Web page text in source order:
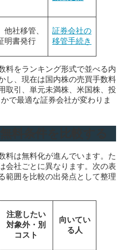
他社移管、
明書発行
証券会社の
移管手続き
料をランキング形式で並べる内
し、現在は国内株の売買手数料
取引、単元未満株、米国株、投
で最適な証券会社が変わりま
料は無料化が進んでいます。た
会社ごとに異なります。次の表
範囲を比較の出発点として整理
注意したい
対象外・別
コスト
向いてい
る人